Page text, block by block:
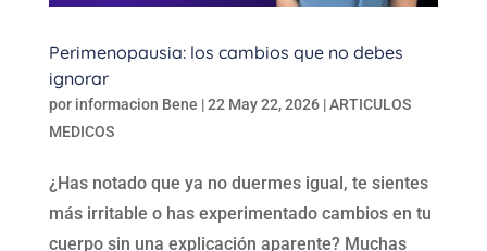
Perimenopausia: los cambios que no debes
ignorar
por informacion Bene |22 May 22, 2026|ARTICULOS
MEDICOS
¿Has notado que ya no duermes igual, te sientes
más irritable o has experimentado cambios en tu
cuerpo sin una explicación aparente? Muchas